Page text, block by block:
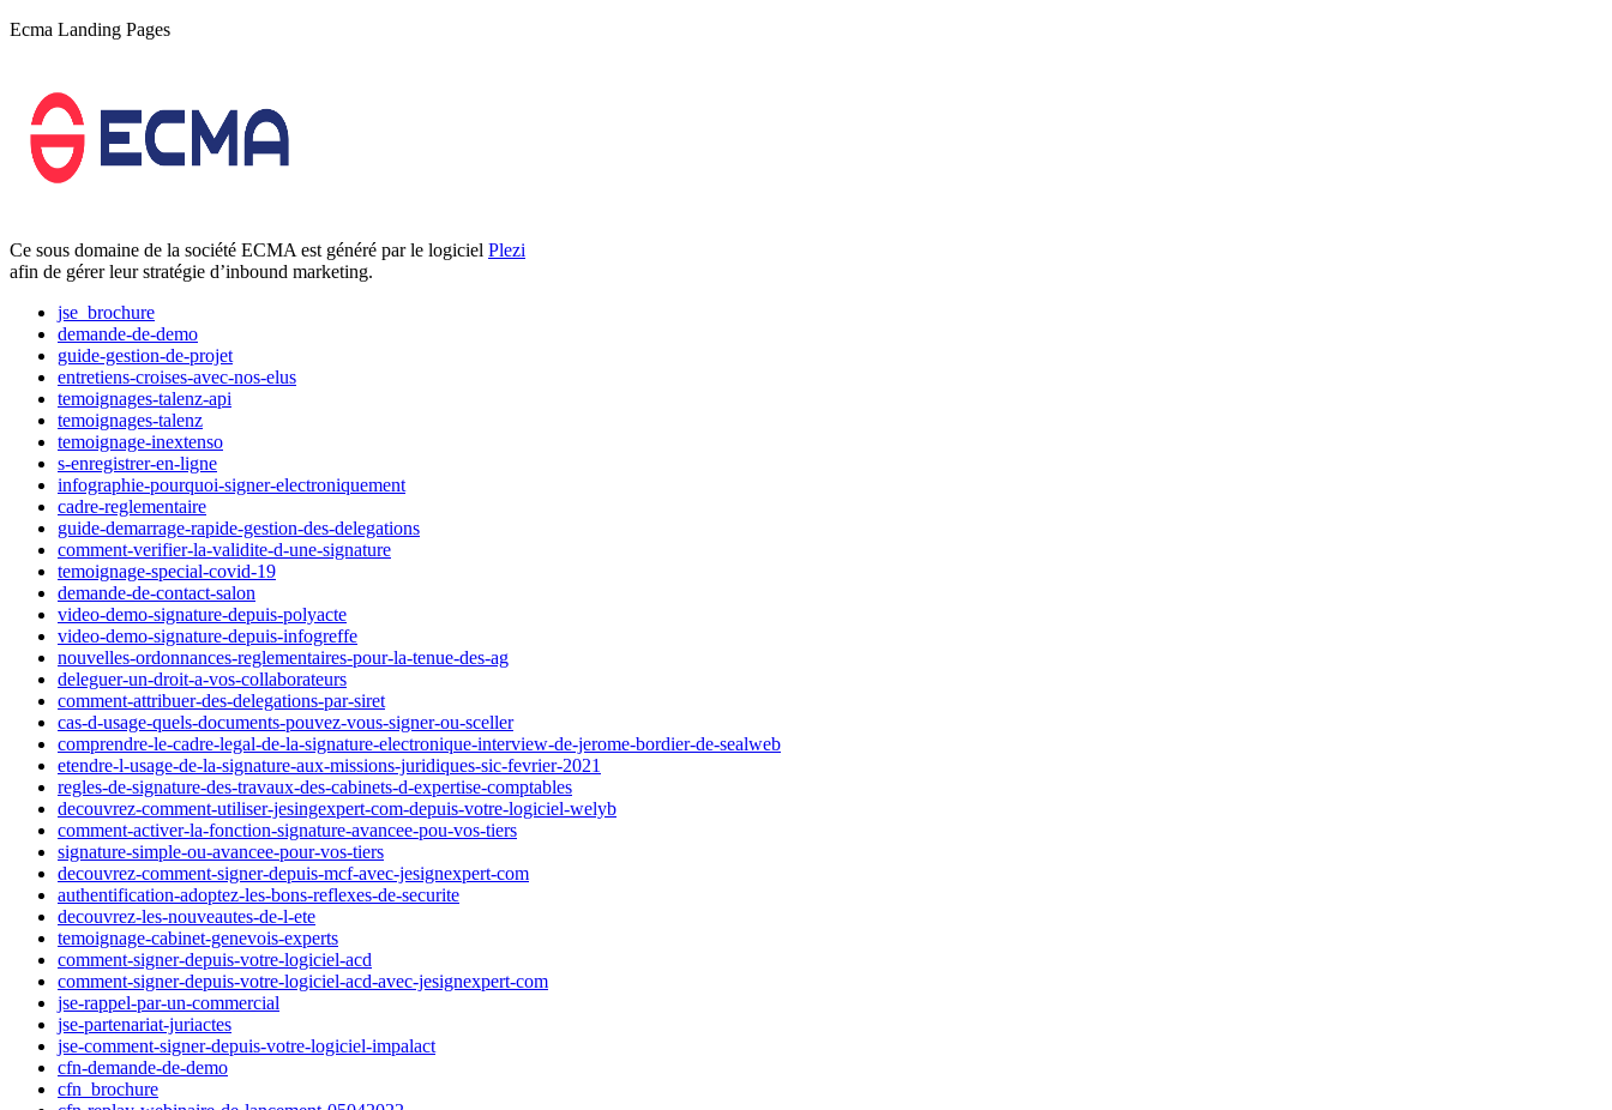
Ecma Landing Pages
Ce sous domaine de la société ECMA est généré par le logiciel Plezi
afin de gérer leur stratégie d’inbound marketing.
jse_brochure
demande-de-demo
guide-gestion-de-projet
entretiens-croises-avec-nos-elus
temoignages-talenz-api
temoignages-talenz
temoignage-inextenso
s-enregistrer-en-ligne
infographie-pourquoi-signer-electroniquement
cadre-reglementaire
guide-demarrage-rapide-gestion-des-delegations
comment-verifier-la-validite-d-une-signature
temoignage-special-covid-19
demande-de-contact-salon
video-demo-signature-depuis-polyacte
video-demo-signature-depuis-infogreffe
nouvelles-ordonnances-reglementaires-pour-la-tenue-des-ag
deleguer-un-droit-a-vos-collaborateurs
comment-attribuer-des-delegations-par-siret
cas-d-usage-quels-documents-pouvez-vous-signer-ou-sceller
comprendre-le-cadre-legal-de-la-signature-electronique-interview-de-jerome-bordier-de-sealweb
etendre-l-usage-de-la-signature-aux-missions-juridiques-sic-fevrier-2021
regles-de-signature-des-travaux-des-cabinets-d-expertise-comptables
decouvrez-comment-utiliser-jesingexpert-com-depuis-votre-logiciel-welyb
comment-activer-la-fonction-signature-avancee-pou-vos-tiers
signature-simple-ou-avancee-pour-vos-tiers
decouvrez-comment-signer-depuis-mcf-avec-jesignexpert-com
authentification-adoptez-les-bons-reflexes-de-securite
decouvrez-les-nouveautes-de-l-ete
temoignage-cabinet-genevois-experts
comment-signer-depuis-votre-logiciel-acd
comment-signer-depuis-votre-logiciel-acd-avec-jesignexpert-com
jse-rappel-par-un-commercial
jse-partenariat-juriactes
jse-comment-signer-depuis-votre-logiciel-impalact
cfn-demande-de-demo
cfn_brochure